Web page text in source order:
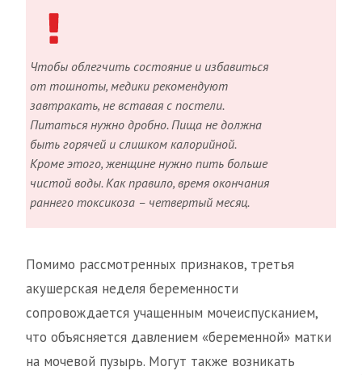
Чтобы облегчить состояние и избавиться
от тошноты, медики рекомендуют
завтракать, не вставая с постели.
Питаться нужно дробно. Пища не должна
быть горячей и слишком калорийной.
Кроме этого, женщине нужно пить больше
чистой воды. Как правило, время окончания
раннего токсикоза – четвертый месяц.
Помимо рассмотренных признаков, третья
акушерская неделя беременности
сопровождается учащенным мочеиспусканием,
что объясняется давлением «беременной» матки
на мочевой пузырь. Могут также возникать